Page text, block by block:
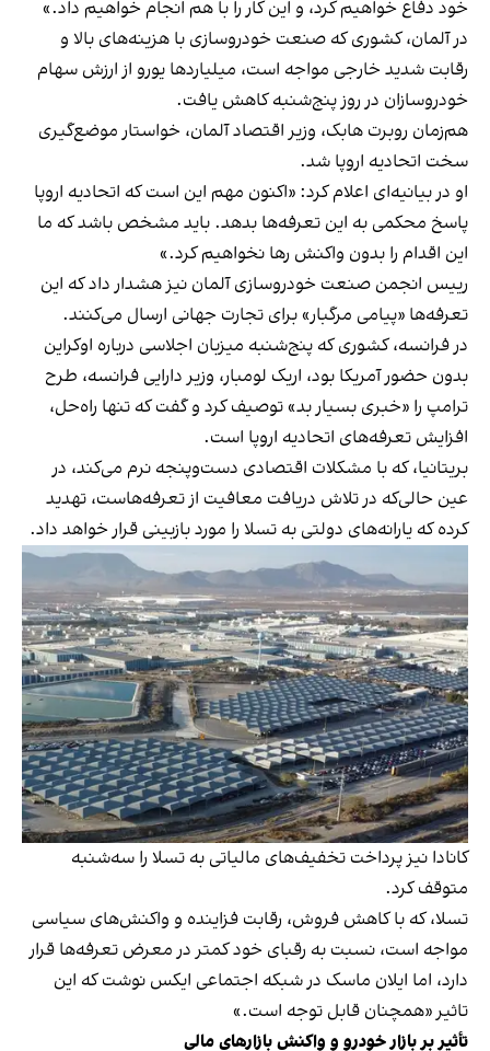
خود دفاع خواهیم کرد، و این کار را با هم انجام خواهیم داد.»
در آلمان، کشوری که صنعت خودروسازی با هزینه‌های بالا و
رقابت شدید خارجی مواجه است، میلیاردها یورو از ارزش سهام
خودروسازان در روز پنج‌شنبه کاهش یافت.
هم‌زمان روبرت هابک، وزیر اقتصاد آلمان، خواستار موضع‌گیری
سخت اتحادیه اروپا شد.
او در بیانیه‌ای اعلام کرد: «اکنون مهم این است که اتحادیه اروپا
پاسخ محکمی به این تعرفه‌ها بدهد. باید مشخص باشد که ما
این اقدام را بدون واکنش رها نخواهیم کرد.»
رییس انجمن صنعت خودروسازی آلمان نیز هشدار داد که این
تعرفه‌ها «پیامی مرگبار» برای تجارت جهانی ارسال می‌کنند.
در فرانسه، کشوری که پنج‌شنبه میزبان اجلاسی درباره اوکراین
بدون حضور آمریکا بود، اریک لومبار، وزیر دارایی فرانسه، طرح
ترامپ را «خبری بسیار بد» توصیف کرد و گفت که تنها راه‌حل،
افزایش تعرفه‌های اتحادیه اروپا است.
بریتانیا، که با مشکلات اقتصادی دست‌وپنجه نرم می‌کند، در
عین‌ حالی‌که در تلاش دریافت معافیت از تعرفه‌هاست، تهدید
کرده که یارانه‌های دولتی به تسلا را مورد بازبینی قرار خواهد داد.
کانادا نیز پرداخت تخفیف‌های مالیاتی به تسلا را سه‌شنبه
متوقف کرد.
تسلا، که با کاهش فروش، رقابت فزاینده و واکنش‌های سیاسی
مواجه است، نسبت به رقبای خود کمتر در معرض تعرفه‌ها قرار
دارد، اما ایلان ماسک در شبکه اجتماعی ایکس نوشت که این
تاثیر «همچنان قابل توجه است.»
تأثیر بر بازار خودرو و واکنش بازارهای مالی